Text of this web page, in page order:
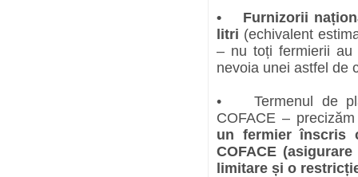
• Furnizorii
litri (echivalent
– nu toți fermierii au
nevoia unei astfel de
• Termenul de
COFACE –
un fermier înscris
COFACE
limitare și o